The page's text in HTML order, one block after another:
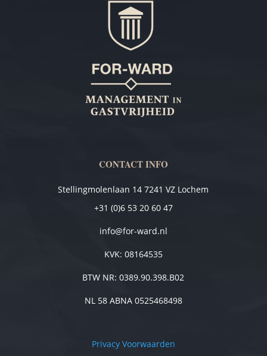
CONTACT INFO
Stellingmolenlaan 147241 VZ Lochem
+31 (0)6 53 20 60 47
info@for-ward.nl
KVK: 08164535
BTW NR: 0389.90.398.B02
NL 58 ABNA 0525468498
Privacy Voorwaarden